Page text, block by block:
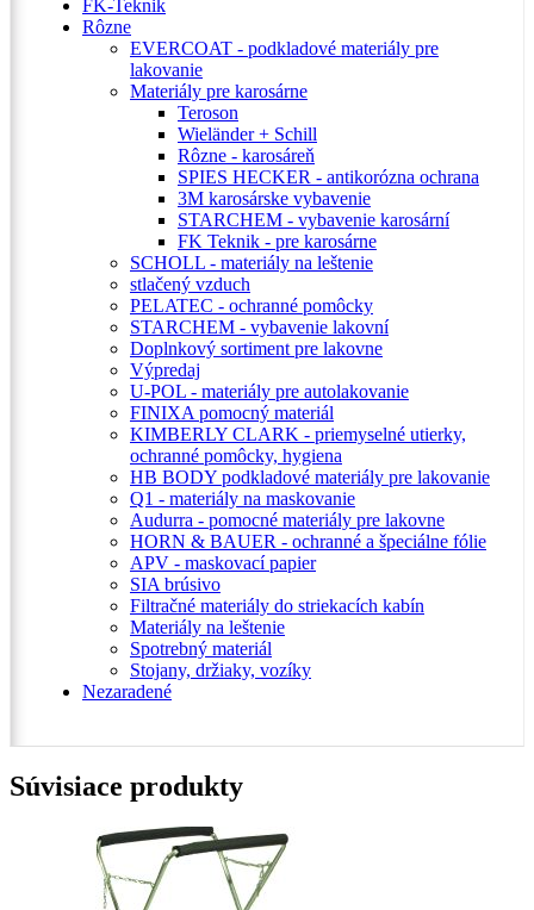
FK-Teknik
Rôzne
EVERCOAT - podkladové materiály pre
lakovanie
Materiály pre karosárne
Teroson
Wieländer + Schill
Rôzne - karosáreň
SPIES HECKER - antikorózna ochrana
3M karosárske vybavenie
STARCHEM - vybavenie karosární
FK Teknik - pre karosárne
SCHOLL - materiály na leštenie
stlačený vzduch
PELATEC - ochranné pomôcky
STARCHEM - vybavenie lakovní
Doplnkový sortiment pre lakovne
Výpredaj
U-POL - materiály pre autolakovanie
FINIXA pomocný materiál
KIMBERLY CLARK - priemyselné utierky,
ochranné pomôcky, hygiena
HB BODY podkladové materiály pre lakovanie
Q1 - materiály na maskovanie
Audurra - pomocné materiály pre lakovne
HORN & BAUER - ochranné a špeciálne fólie
APV - maskovací papier
SIA brúsivo
Filtračné materiály do striekacích kabín
Materiály na leštenie
Spotrebný materiál
Stojany, držiaky, vozíky
Nezaradené
Súvisiace produkty